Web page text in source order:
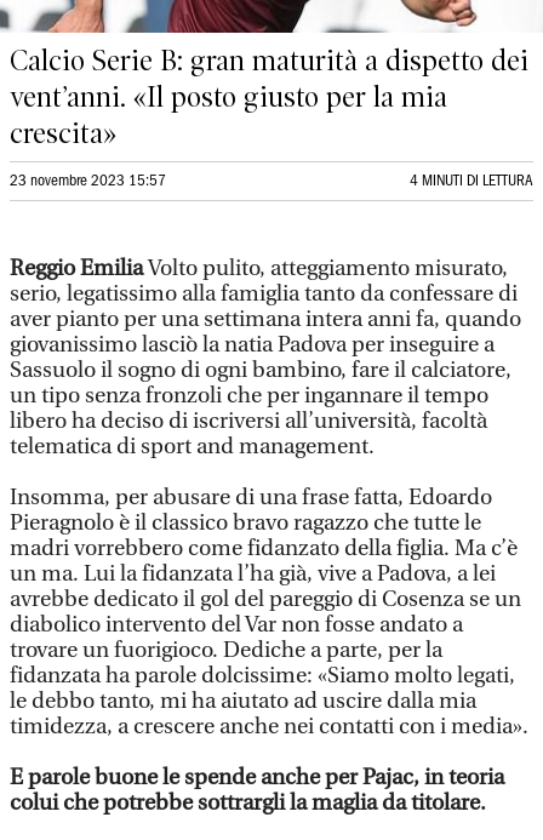
Calcio Serie B: gran maturità a dispetto dei
vent’anni. «Il posto giusto per la mia
crescita»
23 novembre 2023 15:57 4 MINUTI DI LETTURA
Reggio EmiliaVolto pulito, atteggiamento misurato,
serio, legatissimo alla famiglia tanto da confessare di
aver pianto per una settimana intera anni fa, quando
giovanissimo lasciò la natia Padova per inseguire a
Sassuolo il sogno di ogni bambino, fare il calciatore,
un tipo senza fronzoli che per ingannare il tempo
libero ha deciso di iscriversi all’università, facoltà
telematica di sport and management.
Insomma, per abusare di una frase fatta, Edoardo
Pieragnolo è il classico bravo ragazzo che tutte le
madri vorrebbero come fidanzato della figlia. Ma c’è
un ma. Lui la fidanzata l’ha già, vive a Padova, a lei
avrebbe dedicato il gol del pareggio di Cosenza se un
diabolico intervento del Var non fosse andato a
trovare un fuorigioco. Dediche a parte, per la
fidanzata ha parole dolcissime: «Siamo molto legati,
le debbo tanto, mi ha aiutato ad uscire dalla mia
timidezza, a crescere anche nei contatti con i media».
E parole buone le spende anche per Pajac, in teoria
colui che potrebbe sottrargli la maglia da titolare.